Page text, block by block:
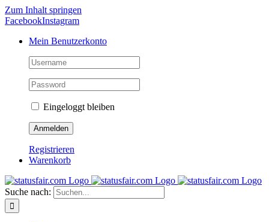
Zum Inhalt springen
FacebookInstagram
Mein Benutzerkonto
Eingeloggt bleiben
Registrieren
Warenkorb
Suche nach: